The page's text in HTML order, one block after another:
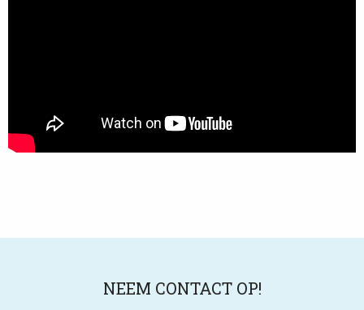
NEEM CONTACT OP!